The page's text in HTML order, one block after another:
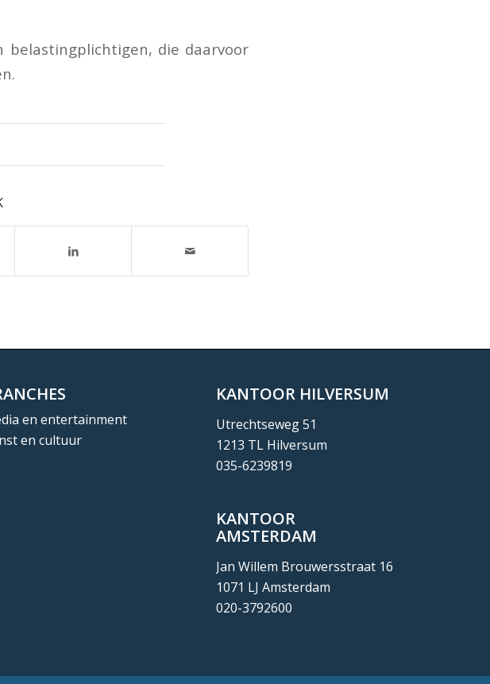
belastingplichtigen, die daarvoor
en entertainment
en cultuur
KANTOOR HILVERSUM
Utrechtseweg 51
1213 TL Hilversum
035-6239819
KANTOOR
AMSTERDAM
Jan Willem Brouwersstraat 16
1071 LJ Amsterdam
020-3792600